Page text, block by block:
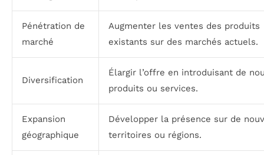
Pénétration de
marché
Augmenter les ventes des produits
existants sur des marchés actuels.
Diversification
Élargir l’offre en introduisant de
produits ou services.
Expansion
géographique
Développer la présence sur de
territoires ou régions.